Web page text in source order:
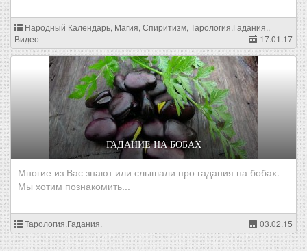
Народный Календарь, Магия, Спиритизм, Тарология.Гадания.,
Видео
17.01.17
ГАДАНИЕ НА БОБАХ
Многие из Вас знают или слышали про гадания на бобах.
Мы хотим познакомить...
Тарология.Гадания. 03.02.15